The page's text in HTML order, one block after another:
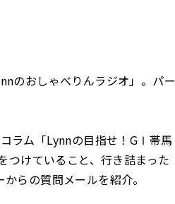
のおしゃべりんラジオ」。パー
ラム「Lynnの目指せ！GⅠ帯馬
つけていること、行き詰まった
らの質問メールを紹介。